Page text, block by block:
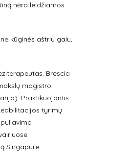
nėra leidžiamos
kūginės aštriu galu,
Brescia
magistro
Praktikuojantis
tyrimų
Singapūre.